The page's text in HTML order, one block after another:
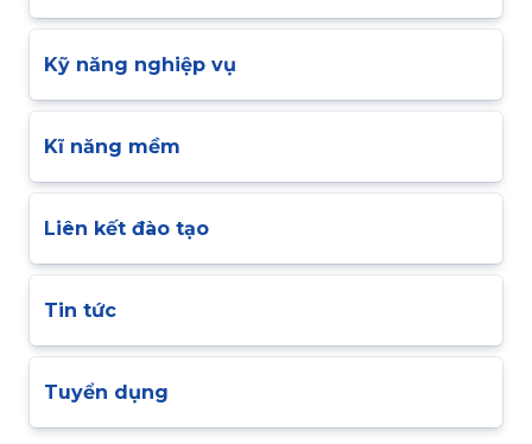
Kỹ năng nghiệp vụ
Kĩ năng mềm
Liên kết đào tạo
Tin tức
Tuyển dụng